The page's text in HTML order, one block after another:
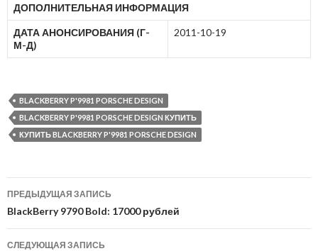
ДОПОЛНИТЕЛЬНАЯ ИНФОРМАЦИЯ
ДАТА АНОНСИРОВАНИЯ (Г-
М-Д)
2011-10-19
BLACKBERRY P'9981 PORSCHE DESIGN
BLACKBERRY P'9981 PORSCHE DESIGN КУПИТЬ
КУПИТЬ BLACKBERRY P'9981 PORSCHE DESIGN
Навигация
по
записям
ПРЕДЫДУЩАЯ ЗАПИСЬ
BlackBerry 9790 Bold: 17000 рублей
СЛЕДУЮЩАЯ ЗАПИСЬ